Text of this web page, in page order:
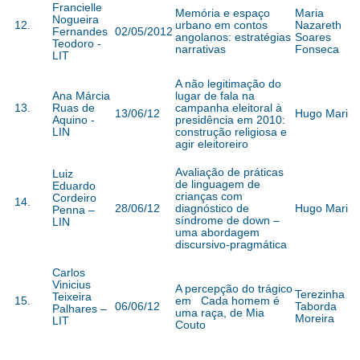
12.
Francielle
Nogueira
Fernandes
Teodoro -
LIT
02/05/2012
Memória e espaço
urbano em contos
angolanos: estratégias
narrativas
Maria
Nazareth
Soares
Fonseca
13.
Ana Márcia
Ruas de
Aquino -
LIN
13/06/12
A não legitimação do
lugar de fala na
campanha eleitoral à
presidência em 2010:
construção religiosa e
agir eleitoreiro
Hugo Mari
14.
Luiz
Eduardo
Cordeiro
Penna –
LIN
28/06/12
Avaliação de práticas
de linguagem de
crianças com
diagnóstico de
síndrome de down –
uma abordagem
discursivo-pragmática
Hugo Mari
15.
Carlos
Vinicius
Teixeira
Palhares –
LIT
06/06/12
A percepção do trágico
em Cada homem é
uma raça, de Mia
Couto
Terezinha
Taborda
Moreira